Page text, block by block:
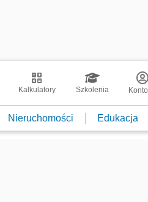
Kalkulatory Szkolenia Konto
Nieruchomości Edukacja